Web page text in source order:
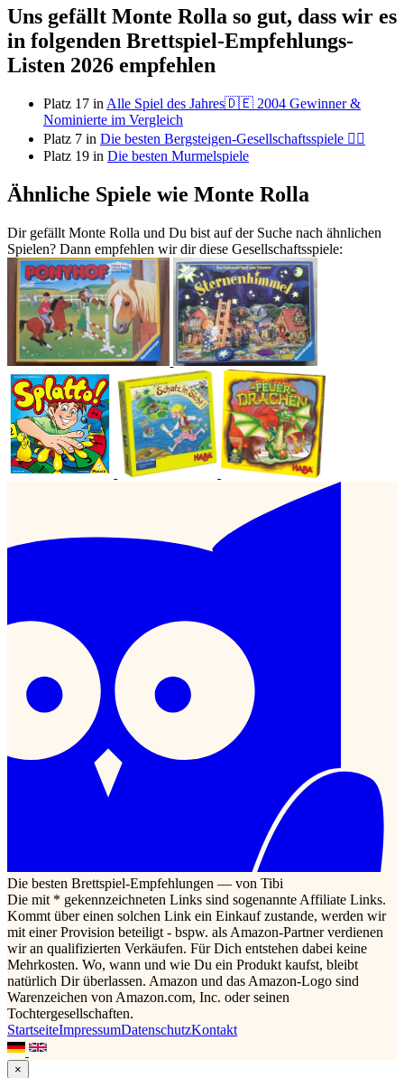
Uns gefällt Monte Rolla so gut, dass wir es
in folgenden Brettspiel-Empfehlungs-
Listen 2026 empfehlen
Platz 17 in Alle Spiel des Jahres🇩🇪 2004 Gewinner &
Nominierte im Vergleich
Platz 7 in Die besten Bergsteigen-Gesellschaftsspiele 🧗‍♀️
Platz 19 in Die besten Murmelspiele
Ähnliche Spiele wie Monte Rolla
Dir gefällt Monte Rolla und Du bist auf der Suche nach ähnlichen
Spielen? Dann empfehlen wir dir diese Gesellschaftsspiele:
Die besten Brettspiel-Empfehlungen — von Tibi
Die mit * gekennzeichneten Links sind sogenannte Affiliate Links.
Kommt über einen solchen Link ein Einkauf zustande, werden wir
mit einer Provision beteiligt - bspw. als Amazon-Partner verdienen
wir an qualifizierten Verkäufen. Für Dich entstehen dabei keine
Mehrkosten. Wo, wann und wie Du ein Produkt kaufst, bleibt
natürlich Dir überlassen. Amazon und das Amazon-Logo sind
Warenzeichen von Amazon.com, Inc. oder seinen
Tochtergesellschaften.
StartseiteImpressumDatenschutzKontakt
×